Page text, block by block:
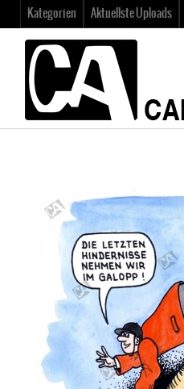
Kategorien Aktuellste Uploads